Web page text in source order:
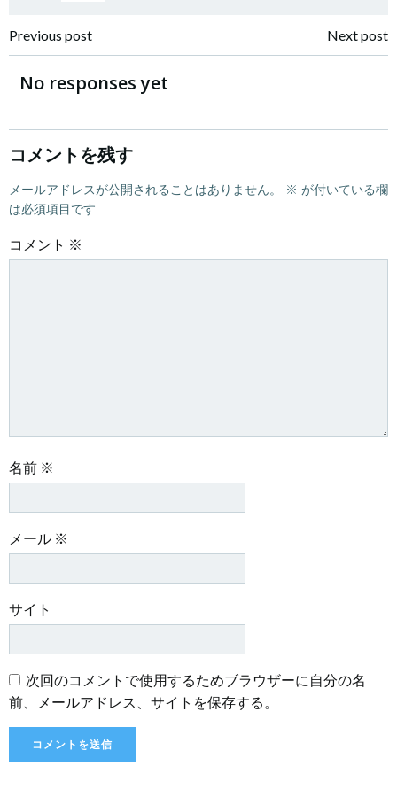
Post
navigation
Previous post Next post
No responses yet
コメントを残す
メールアドレスが公開されることはありません。 ※ が付いている欄
は必須項目です
コメント ※
名前 ※
メール ※
サイト
次回のコメントで使用するためブラウザーに自分の名
前、メールアドレス、サイトを保存する。